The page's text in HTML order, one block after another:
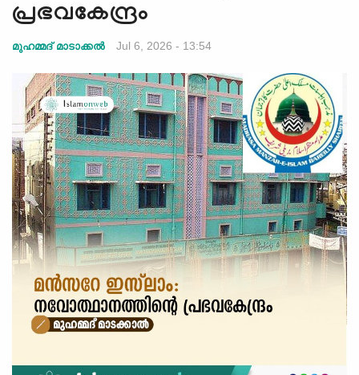
a
i
o
n
പ്രഭവകേന്ദ്രം
മുഹമ്മദ് മാടാക്കല്‍ Jul 6, 2026 - 13:54